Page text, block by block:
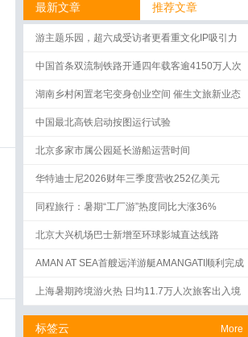
最新文章 推荐文章
游主题乐园，超六成受访者更看重文化IP吸引力
中国首条双流制铁路开通四年载客逾4150万人次
湖南乡村闲置老宅变身创业空间 催生文旅新业态
中国最北高铁启动按图运行试验
北京多家市属公园延长游船运营时间
华特迪士尼2026财年三季度营收252亿美元
同程旅行：暑期“工厂游”热度同比大涨36%
北京大兴机场巴士新增至环球影城直达线路
AMAN AT SEA首艘远洋游艇AMANGATI顺利完成
上海暑期跨境游火热 日均11.7万人次旅客出入境
More
标签云